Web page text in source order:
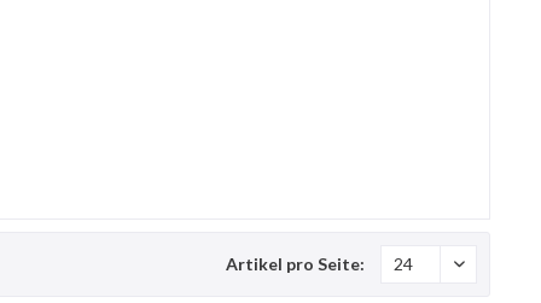
Artikel pro Seite: